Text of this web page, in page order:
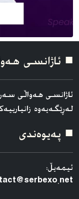
■ ئاژانسی
ئاژانسی هه‌واڵی
لەڕێگەیەوە
■ په‌یوه‌ندی
ئیمەیڵ: